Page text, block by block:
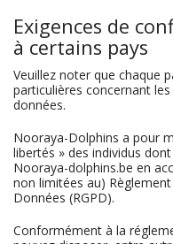
Exigences de
à certains pays
Veuillez noter que chaque
particulières concernant
données.
Nooraya-Dolphins a pour
libertés » des individus
Nooraya-dolphins.be en
non limitées au)
Données (RGPD).
Conformément à la